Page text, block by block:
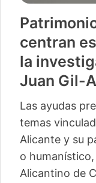
centran
la
Juan Gil-
Las ayudas
temas
Alicante y su
o
Alicantino de